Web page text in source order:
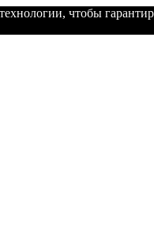
чтобы